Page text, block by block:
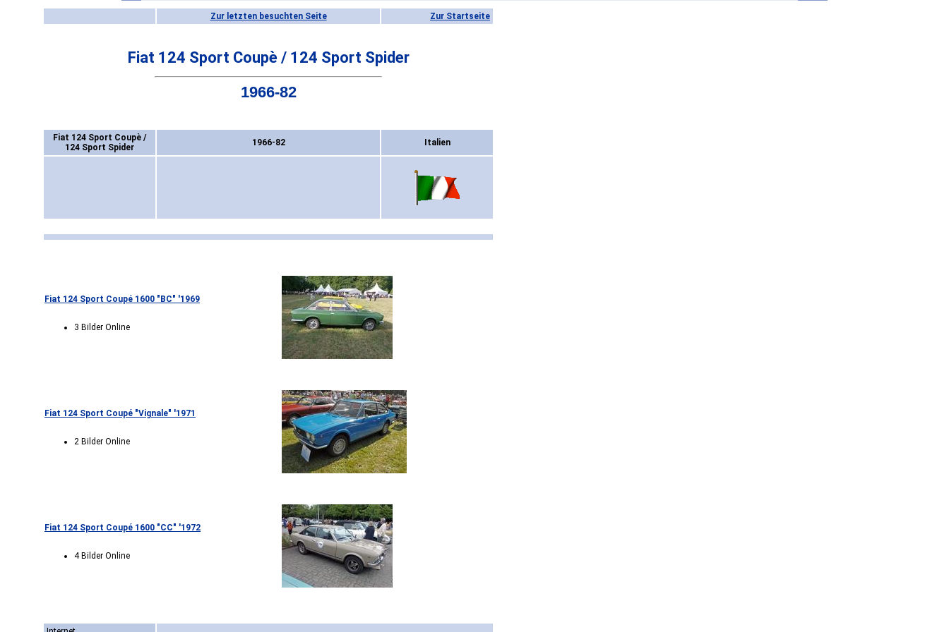
Zur letzten besuchten Seite Zur Startseite
Fiat 124 Sport Coupè / 124 Sport Spider
1966-82
Fiat 124 Sport Coupè /
124 Sport Spider
1966-82 Italien
Fiat 124 Sport Coupé 1600 "BC" '1969
3 Bilder Online
Fiat 124 Sport Coupé "Vignale" '1971
2 Bilder Online
Fiat 124 Sport Coupé 1600 "CC" '1972
4 Bilder Online